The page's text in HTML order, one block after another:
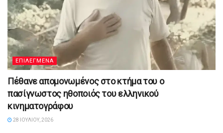
ΕΠΙΛΕΓΜΕΝΑ
Πέθανε απομονωμένος στο κτήμα του ο
πασίγνωστος ηθοποιός του ελληνικού
κινηματογράφου
28 ΙΟΥΛΊΟΥ, 2026